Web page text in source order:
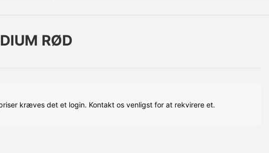
RØD
kræves det et login. Kontakt os venligst for at rekvirere et.